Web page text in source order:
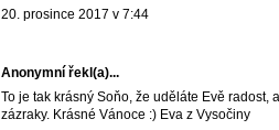
20. prosince 2017 v 7:44
Anonymní řekl(a)...
To je tak krásný Soňo, že uděláte Evě radost,
zázraky. Krásné Vánoce :) Eva z Vysočiny